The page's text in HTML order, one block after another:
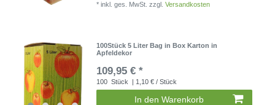
*inkl. ges. MwSt. zzgl.Versandkosten
100Stück 5 Liter Bag in Box Karton in
Apfeldekor
109,95 € *
100 Stück | 1,10 € / Stück
In den Warenkorb